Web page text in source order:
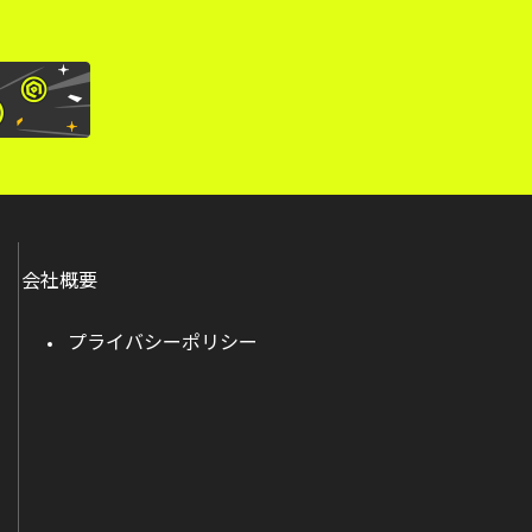
会社概要
プライバシーポリシー